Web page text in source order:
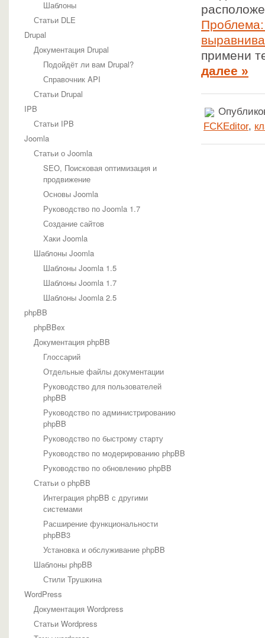
Шаблоны
Статьи DLE
Drupal
Документация Drupal
Подойдёт ли вам Drupal?
Справочник API
Статьи Drupal
IPB
Статьи IPB
Joomla
Статьи о Joomla
SEO, Поисковая оптимизация и
продвижение
Основы Joomla
Руководство по Joomla 1.7
Создание сайтов
Хаки Joomla
Шаблоны Joomla
Шаблоны Joomla 1.5
Шаблоны Joomla 1.7
Шаблоны Joomla 2.5
phpBB
phpBBex
Документация phpBB
Глоссарий
Отдельные файлы документации
Руководство для пользователей
phpBB
Руководство по администрированию
phpBB
Руководство по быстрому старту
Руководство по модерированию phpBB
Руководство по обновлению phpBB
Статьи о phpBB
Интеграция phpBB с другими
системами
Расширение функциональности
phpBB3
Установка и обслуживание phpBB
Шаблоны phpBB
Стили Трушкина
WordPress
Документация Wordpress
Статьи Wordpress
Проблема:
примени
далее »
FCKEditor,